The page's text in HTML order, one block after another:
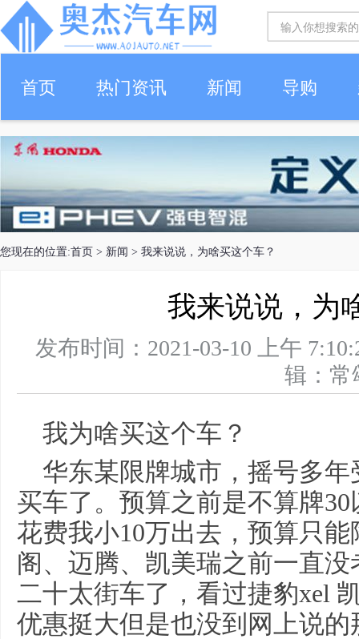
首页 热门资讯 新闻 导购
您现在的位置:首页 > 新闻 > 我来说说，为啥买这个车？
我来说说，为
发布时间：2021-03-10 上午
辑：
我为啥买这个车？
华东某限牌城市，摇号多
买车了。预算之前是不算牌
花费我小10万出去，预算只
阁、迈腾、凯美瑞之前一直
二十太街车了，看过捷豹xel
优惠挺大但是也没到网上说